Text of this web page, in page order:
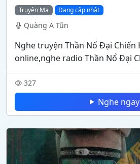
Truyện Ma Đang cập nhật
Quàng A Tũn
Nghe truyện Thần Nổ Đại Chiến
online,nghe radio Thần Nổ Đại
327
Nghe ngay